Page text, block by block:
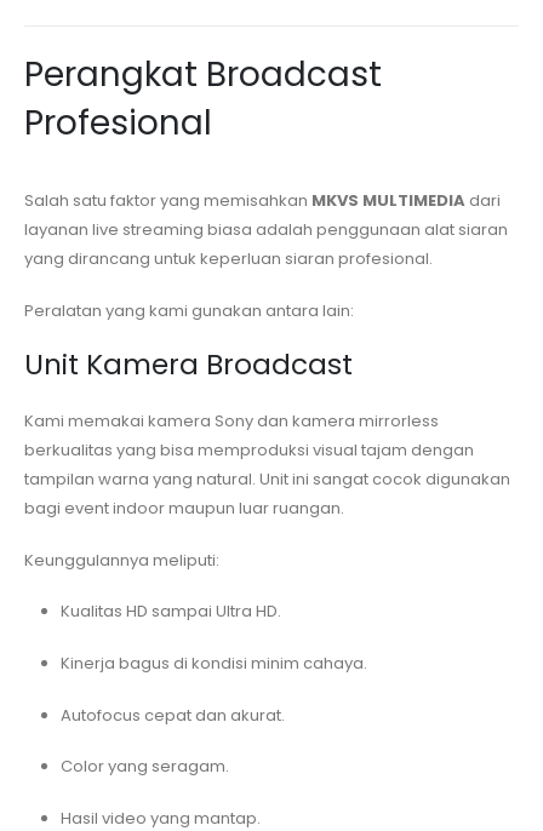
Perangkat Broadcast
Profesional
Salah satu faktor yang memisahkan MKVS MULTIMEDIA dari
layanan live streaming biasa adalah penggunaan alat siaran
yang dirancang untuk keperluan siaran profesional.
Peralatan yang kami gunakan antara lain:
Unit Kamera Broadcast
Kami memakai kamera Sony dan kamera mirrorless
berkualitas yang bisa memproduksi visual tajam dengan
tampilan warna yang natural. Unit ini sangat cocok digunakan
bagi event indoor maupun luar ruangan.
Keunggulannya meliputi:
Kualitas HD sampai Ultra HD.
Kinerja bagus di kondisi minim cahaya.
Autofocus cepat dan akurat.
Color yang seragam.
Hasil video yang mantap.